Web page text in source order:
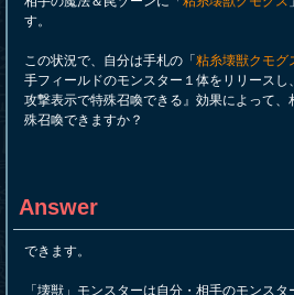
す。
この状況で、自分は手札の「 粘糸壊獣クモグ
手フィールドのモンスター１体をリリース
攻撃表示で特殊召喚できる』効果によって
殊召喚できますか？
Answer
できます。
「壊獣」モンスターは自分・相手のモンス